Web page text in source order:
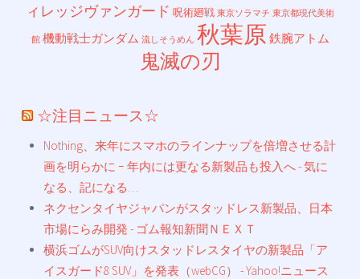
ィレッジヴァンガード 呪術廻戦 東京ソラマチ 東京都現代美術
館 機動戦士ガンダム 流しそうめん 秋葉原 鉄腕アトム
鬼滅の刃
☆注目ニュース☆
Nothing、来年にスマホのラインナップを倍増させる計
画を明らかに ｰ 年内には更なる新製品も投入へ - 気に
なる、記になる…
ネクセンタイヤジャパンがスタッドレス新製品、日本
市場にらみ開発 - ゴム報知新聞ＮＥＸＴ
横浜ゴムがSUV向けスタッドレスタイヤの新製品「ア
イスガード8 SUV」を発表（webCG） - Yahoo!ニュース